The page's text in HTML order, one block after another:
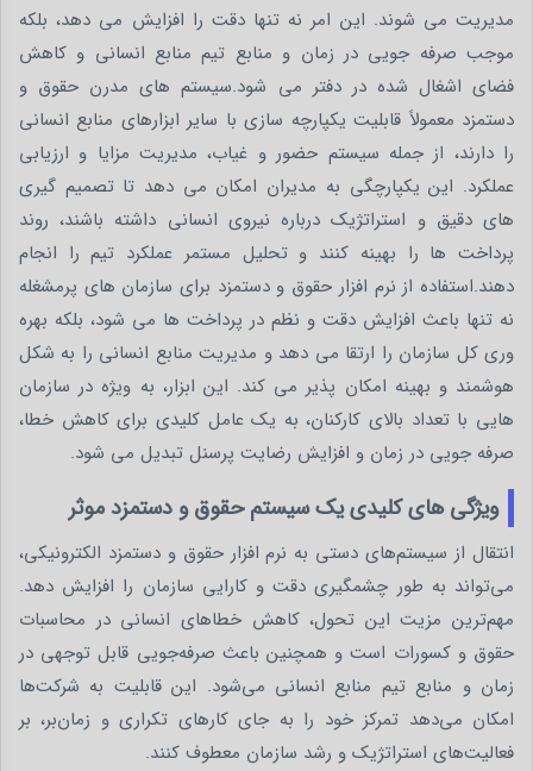
مدیریت می شوند. این امر نه تنها دقت را افزایش می دهد، بلکه
موجب صرفه جویی در زمان و منابع تیم منابع انسانی و کاهش
فضای اشغال شده در دفتر می شود.سیستم های مدرن حقوق و
دستمزد معمولاً قابلیت یکپارچه سازی با سایر ابزارهای منابع انسانی
را دارند، از جمله سیستم حضور و غیاب، مدیریت مزایا و ارزیابی
عملکرد. این یکپارچگی به مدیران امکان می دهد تا تصمیم گیری
های دقیق و استراتژیک درباره نیروی انسانی داشته باشند، روند
پرداخت ها را بهینه کنند و تحلیل مستمر عملکرد تیم را انجام
دهند.استفاده از نرم افزار حقوق و دستمزد برای سازمان های پرمشغله
نه تنها باعث افزایش دقت و نظم در پرداخت ها می شود، بلکه بهره
وری کل سازمان را ارتقا می دهد و مدیریت منابع انسانی را به شکل
هوشمند و بهینه امکان پذیر می کند. این ابزار، به ویژه در سازمان
هایی با تعداد بالای کارکنان، به یک عامل کلیدی برای کاهش خطا،
صرفه جویی در زمان و افزایش رضایت پرسنل تبدیل می شود.
ویژگی های کلیدی یک سیستم حقوق و دستمزد موثر
انتقال از سیستم‌های دستی به نرم‌ افزار حقوق و دستمزد الکترونیکی،
می‌تواند به طور چشمگیری دقت و کارایی سازمان را افزایش دهد.
مهم‌ترین مزیت این تحول، کاهش خطاهای انسانی در محاسبات
حقوق و کسورات است و همچنین باعث صرفه‌جویی قابل توجهی در
زمان و منابع تیم منابع انسانی می‌شود. این قابلیت به شرکت‌ها
امکان می‌دهد تمرکز خود را به جای کارهای تکراری و زمان‌بر، بر
فعالیت‌های استراتژیک و رشد سازمان معطوف کنند.